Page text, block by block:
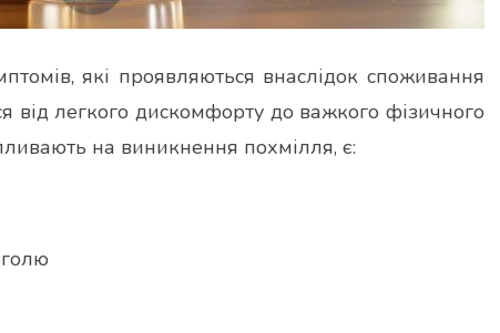
які проявляються внаслідок споживання
легкого дискомфорту до важкого фізичного
на виникнення похмілля, є: